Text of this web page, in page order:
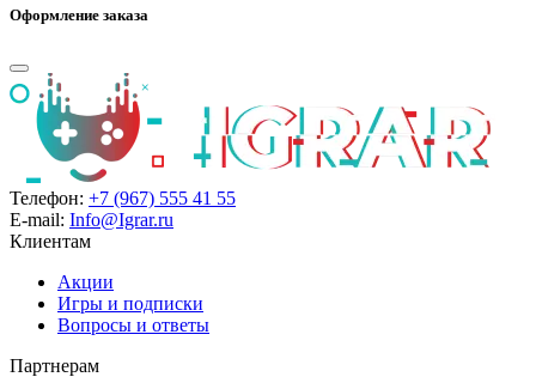
Оформление заказа
Телефон: +7 (967) 555 41 55
E-mail: Info@Igrar.ru
Клиентам
Акции
Игры и подписки
Вопросы и ответы
Партнерам